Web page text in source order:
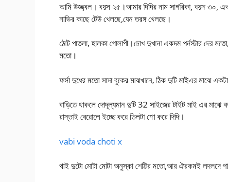
আমি উজ্জ্বল। বয়স ২৫।আমার দিদির নাম সাগরিকা, বয়স ৩০,
নাভির কাছে টেউ খেলছে,যেন তরঙ্গ খেলছে।
ঠোট পাতলা, হালকা গোলাপী।চোখ দুখানা একদম পর্নস্টার দের
মতো।
ফর্সা দুধের মতো সাদা বুকের মাঝখানে, ঠিক দুটি মাইএর
বাড়িতে থাকলে দোদূল্যমান দুটি 32 সাইজের টাইট মাই এর মাঝে
রাস্তাই বেরোলে ইচ্ছে করে তিলটা শো করে দিদি।
vabi voda choti x
থাই দুটো মোটা মোটা অনুস্কা শেট্টির মতো,আর ঐরকমই লদলদে